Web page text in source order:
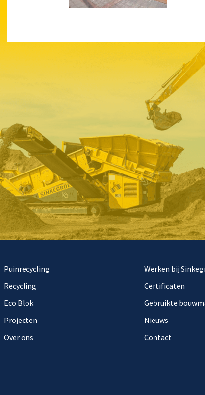
Puinrecycling
Recycling
Eco Blok
Projecten
Over ons
Werken bij
Certificaten
Gebruikte
Nieuws
Contact